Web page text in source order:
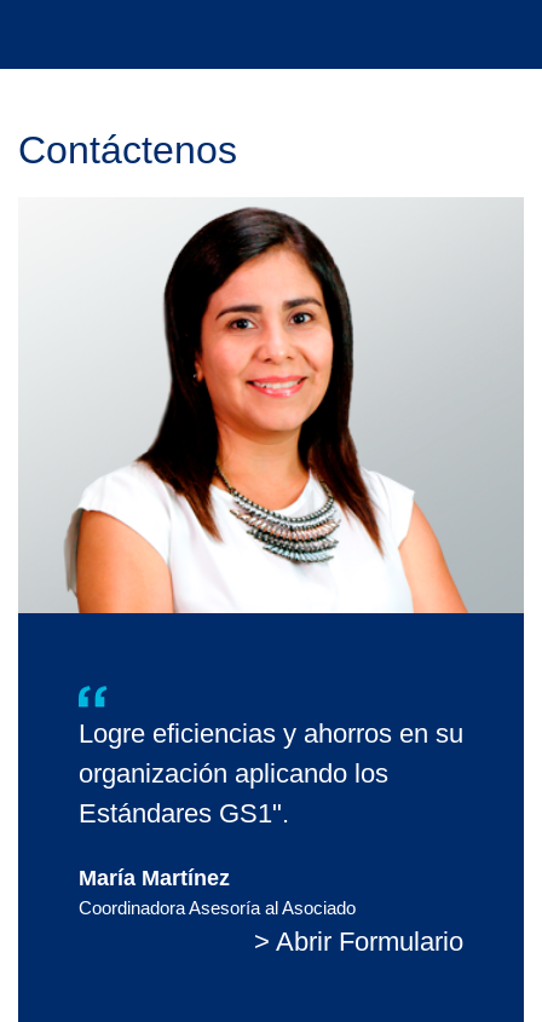
Contáctenos
Logre eficiencias y ahorros en su
organización aplicando los
Estándares GS1".
María Martínez
Coordinadora Asesoría al Asociado
> Abrir Formulario